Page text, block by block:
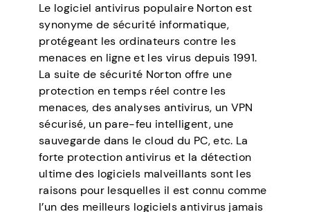
Le logiciel antivirus populaire Norton est
synonyme de sécurité informatique,
protégeant les ordinateurs contre les
menaces en ligne et les virus depuis 1991.
La suite de sécurité Norton offre une
protection en temps réel contre les
menaces, des analyses antivirus, un VPN
sécurisé, un pare-feu intelligent, une
sauvegarde dans le cloud du PC, etc. La
forte protection antivirus et la détection
ultime des logiciels malveillants sont les
raisons pour lesquelles il est connu comme
l’un des meilleurs logiciels antivirus jamais